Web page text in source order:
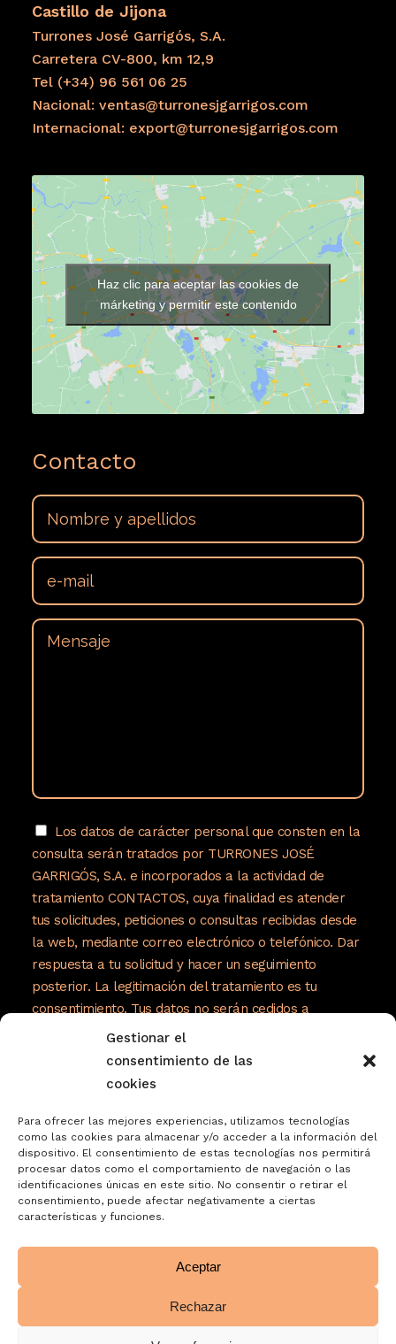
Gestionar el
consentimiento de las
cookies
Para ofrecer las mejores experiencias, utilizamos tecnologías
como las cookies para almacenar y/o acceder a la información del
dispositivo. El consentimiento de estas tecnologías nos permitirá
procesar datos como el comportamiento de navegación o las
identificaciones únicas en este sitio. No consentir o retirar el
consentimiento, puede afectar negativamente a ciertas
características y funciones.
Aceptar
Rechazar
Castillo de Jijona
Turrones José Garrigós, S.A.
Carretera CV-800, km 12,9
Tel (+34) 96 561 06 25
Nacional: ventas@turronesjgarrigos.com
Internacional: export@turronesjgarrigos.com
Haz clic para aceptar las cookies de
márketing y permitir este contenido
Contacto
Los datos de carácter personal que consten en la
consulta serán tratados por TURRONES JOSÉ
GARRIGÓS, S.A. e incorporados a la actividad de
tratamiento CONTACTOS, cuya finalidad es atender
tus solicitudes, peticiones o consultas recibidas desde
la web, mediante correo electrónico o telefónico. Dar
respuesta a tu solicitud y hacer un seguimiento
posterior. La legitimación del tratamiento es tu
consentimiento. Tus datos no serán cedidos a
terceros. Tienes derecho a acceder, rectificar y
suprimir tus datos, así como otros derechos como se
explica en nuestra política de privacidad:
jose-garrigos-sa